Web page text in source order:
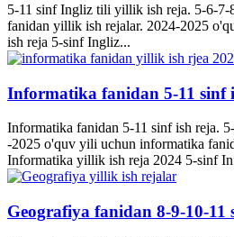
5-11 sinf Ingliz tili yillik ish reja. 5-6-
fanidan yillik ish rejalar. 2024-2025
ish reja 5-sinf Ingliz...
Informatika fanidan 5-11 sinf
Informatika fanidan 5-11 sinf ish reja.
-2025 o'quv yili uchun informatika
Informatika yillik ish reja 2024 5-sinf
Geografiya fanidan 8-9-10-